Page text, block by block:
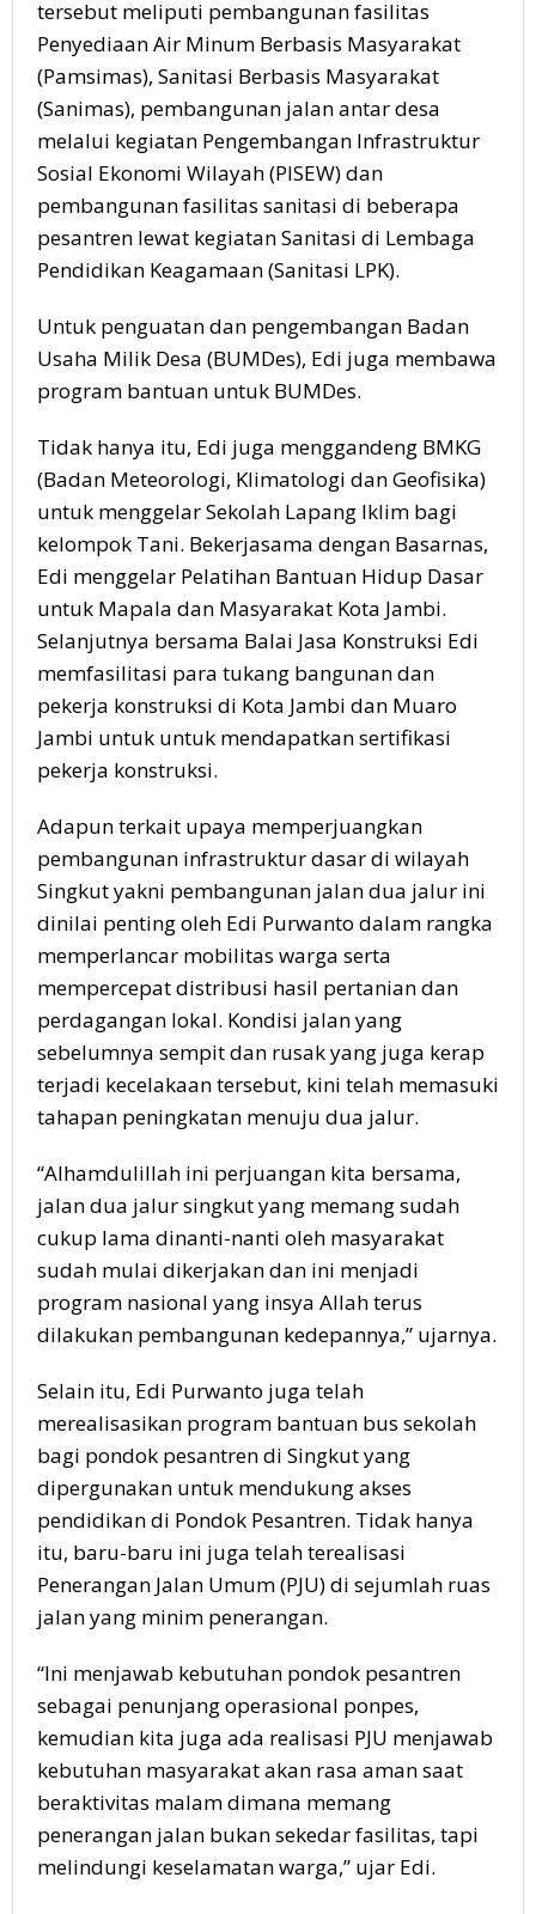
tersebut meliputi pembangunan fasilitas
Penyediaan Air Minum Berbasis Masyarakat
(Pamsimas), Sanitasi Berbasis Masyarakat
(Sanimas), pembangunan jalan antar desa
melalui kegiatan Pengembangan Infrastruktur
Sosial Ekonomi Wilayah (PISEW) dan
pembangunan fasilitas sanitasi di beberapa
pesantren lewat kegiatan Sanitasi di Lembaga
Pendidikan Keagamaan (Sanitasi LPK).
Untuk penguatan dan pengembangan Badan
Usaha Milik Desa (BUMDes), Edi juga membawa
program bantuan untuk BUMDes.
Tidak hanya itu, Edi juga menggandeng BMKG
(Badan Meteorologi, Klimatologi dan Geofisika)
untuk menggelar Sekolah Lapang Iklim bagi
kelompok Tani. Bekerjasama dengan Basarnas,
Edi menggelar Pelatihan Bantuan Hidup Dasar
untuk Mapala dan Masyarakat Kota Jambi.
Selanjutnya bersama Balai Jasa Konstruksi Edi
memfasilitasi para tukang bangunan dan
pekerja konstruksi di Kota Jambi dan Muaro
Jambi untuk untuk mendapatkan sertifikasi
pekerja konstruksi.
Adapun terkait upaya memperjuangkan
pembangunan infrastruktur dasar di wilayah
Singkut yakni pembangunan jalan dua jalur ini
dinilai penting oleh Edi Purwanto dalam rangka
memperlancar mobilitas warga serta
mempercepat distribusi hasil pertanian dan
perdagangan lokal. Kondisi jalan yang
sebelumnya sempit dan rusak yang juga kerap
terjadi kecelakaan tersebut, kini telah memasuki
tahapan peningkatan menuju dua jalur.
“Alhamdulillah ini perjuangan kita bersama,
jalan dua jalur singkut yang memang sudah
cukup lama dinanti-nanti oleh masyarakat
sudah mulai dikerjakan dan ini menjadi
program nasional yang insya Allah terus
dilakukan pembangunan kedepannya,” ujarnya.
Selain itu, Edi Purwanto juga telah
merealisasikan program bantuan bus sekolah
bagi pondok pesantren di Singkut yang
dipergunakan untuk mendukung akses
pendidikan di Pondok Pesantren. Tidak hanya
itu, baru-baru ini juga telah terealisasi
Penerangan Jalan Umum (PJU) di sejumlah ruas
jalan yang minim penerangan.
“Ini menjawab kebutuhan pondok pesantren
sebagai penunjang operasional ponpes,
kemudian kita juga ada realisasi PJU menjawab
kebutuhan masyarakat akan rasa aman saat
beraktivitas malam dimana memang
penerangan jalan bukan sekedar fasilitas, tapi
melindungi keselamatan warga,” ujar Edi.